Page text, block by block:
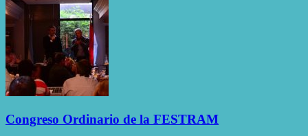
Congreso Ordinario de la FESTRAM